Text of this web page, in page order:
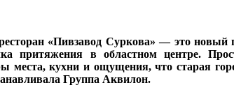
«Пивзавод Суркова» — это новый
притяжения в областном центре.
кухни и ощущения, что старая
Группа Аквилон.